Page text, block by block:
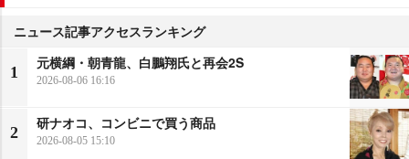
ニュース記事アクセスランキング
1
元横綱・朝青龍、白鵬翔氏と再会2S
2026-08-06 16:16
2
研ナオコ、コンビニで買う商品
2026-08-05 15:10